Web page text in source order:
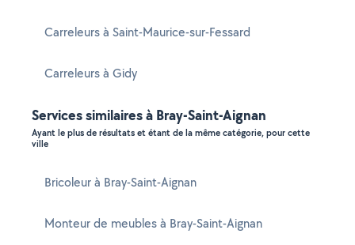
Carreleurs à Saint-Maurice-sur-Fessard
Carreleurs à Gidy
Services similaires à Bray-Saint-Aignan
Ayant le plus de résultats et étant de la même catégorie, pour cette
ville
Bricoleur à Bray-Saint-Aignan
Monteur de meubles à Bray-Saint-Aignan